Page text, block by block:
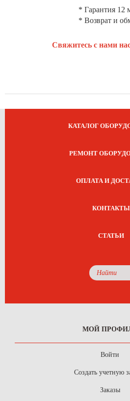
* Гарантия 12
* Возврат и
Свяжитесь с нами
КАТАЛОГ
РЕМОНТ
ОПЛАТА И
КОНТАКТЫ
СТАТЬИ
МОЙ
Войти
Создать учетную
Заказы